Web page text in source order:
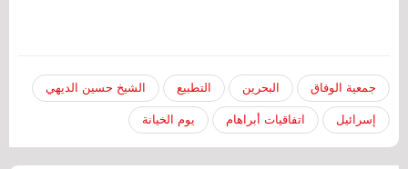
جمعية الوفاق البحرين التطبيع الشيخ حسين الديهي
إسرائيل اتفاقيات أبراهام يوم الخيانة